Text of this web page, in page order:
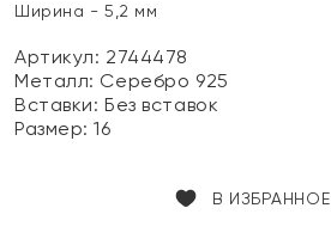
Ширина - 5,2 мм
Артикул: 2744478
Металл: Серебро 925
Вставки:Без вставок
Размер:16
В ИЗБРАННОЕ